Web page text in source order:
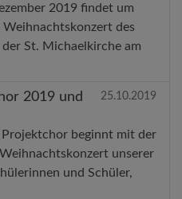
2019 findet um
des
St. Michaelkirche am
2019 und
25.10.2019
beginnt mit der
unserer
und Schüler,